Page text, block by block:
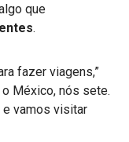
que
.
fazer viagens,”
México, nós sete.
e vamos visitar